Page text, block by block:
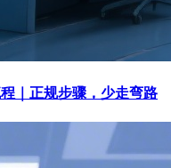
｜正规步骤，少走弯路